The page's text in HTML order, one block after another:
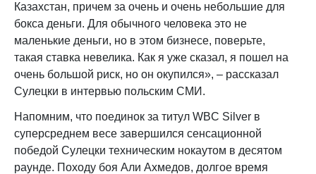
Казахстан, причем за очень и очень небольшие для
бокса деньги. Для обычного человека это не
маленькие деньги, но в этом бизнесе, поверьте,
такая ставка невелика. Как я уже сказал, я пошел на
очень большой риск, но он окупился», – рассказал
Сулецки в интервью польским СМИ.
Напомним, что поединок за титул WBC Silver в
суперсреднем весе завершился сенсационной
победой Сулецки техническим нокаутом в десятом
раунде. Походу боя Али Ахмедов, долгое время